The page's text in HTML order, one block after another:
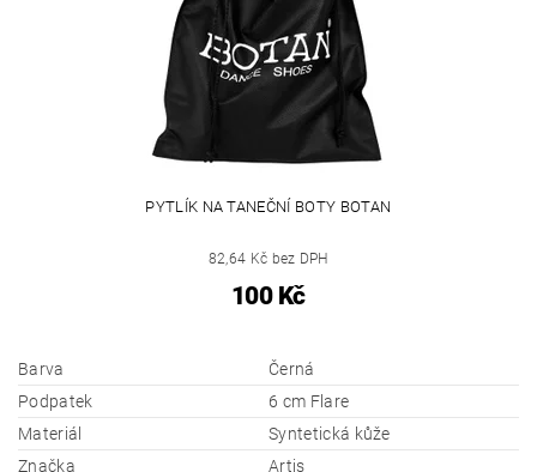
PYTLÍK NA TANEČNÍ BOTY BOTAN
82,64 Kč bez DPH
100 Kč
Barva
Černá
Podpatek
6 cm Flare
Materiál
Syntetická kůže
Značka
Artis